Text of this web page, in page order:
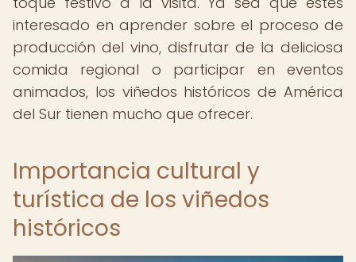
interesado en aprender sobre el proceso de
producción del vino, disfrutar de la deliciosa
comida regional o participar en eventos
animados, los viñedos históricos de América
del Sur tienen mucho que ofrecer.
Importancia cultural y
turística de los viñedos
históricos